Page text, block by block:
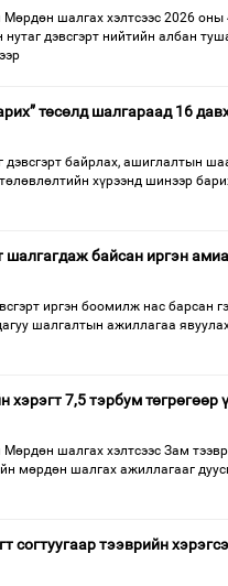
шалгах хэлтсээс 2026
дэвсгэрт нийтийн албан
төсөлд шалгараад 16
дэвсгэрт байрлах, ашиглалтын
хүрээнд шинээр
шалгагдаж байсан иргэн
иргэн боомилж нас барсан
шалгалтын ажиллагаа
хэрэгт 7,5 тэрбум
Мөрдөн шалгах хэлтсээс Зам
мөрдөн шалгах ажиллагааг
согтуугаар тээврийн